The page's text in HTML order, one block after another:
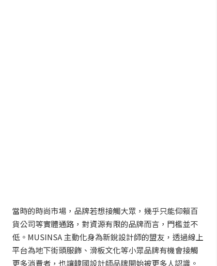
當時的時尚市場，品牌若想接觸大眾，幾乎只能仰賴百
貨公司等實體通路，對資源有限的品牌而言，門檻並不
低。MUSINSA 主動化身為新銳設計師的盟友，透過線上
平台為地下街頭服飾、滑板文化等小眾品牌有機會接觸
更多消費者，也讓韓國設計師品牌開始被更多人認識。